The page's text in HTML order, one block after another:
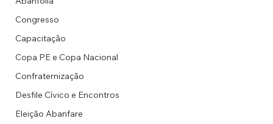
Congresso
Capacitação
Copa PE e Copa Nacional
Confraternização
Desfile Cívico e Encontros
Eleição Abanfare